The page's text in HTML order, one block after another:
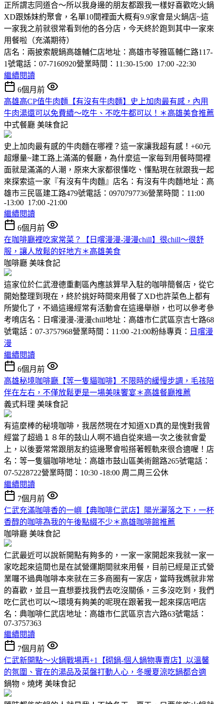
正所謂志同道合～所以我身邊的朋友都跟我一樣好喜歡吃火鍋
XD跟姊妹約聚會，名單10間裡面大概有9.9家會是火鍋店~這
一家我之前就很常看到他的各分店，今天終於跑到其中一家來
用餐啦（充滿期待）
店名：兩披索靚鍋高雄輔仁店地址：高雄市苓雅區輔仁路117-
1號電話：07-7160920營業時間：11:30-15:00 17:00 -22:30
繼續閱讀
6個月前
高雄高CP值牛肉麵【有沒有牛肉麵】史上加肉最有感，內用
牛肉湯還可以免費續～吃牛、不吃牛都可以！＊高雄美食推薦
中式餐廳 美味食記
史上加肉最有感的牛肉麵在哪裡？這一家讓我超有感！+60元
超爆量~建工路上滿滿的餐廳，為什麼這一家每到用餐時間裡
面就是滿滿的人潮，原來大家都很懂吃、懂點現在就跟我一起
來探索這一家『有沒有牛肉麵』店名：有沒有牛肉麵地址：高
雄市三民區建工路479號電話：0970797736營業時間：11:00
-13:00 17:00 -21:00
繼續閱讀
6個月前
在咖啡廳裡吃家常菜？【日嚐漫漫-漫漫chill】很chill～很舒
服，讓人放鬆的好地方＊高雄美食
咖啡廳 美味食記
這家位於仁武澄德重劃區內應該算早入駐的咖啡簡餐店，從它
開始整理到現在，終於挑好時間來用餐了XD也許菜色上都有
所變化了，不過這邊經常有活動會在這邊舉辦，也可以參考參
考唷店名：日嚐漫漫-漫漫chill地址：高雄市仁武區京吉七路68
號電話：07-3757968營業時間：11:00 -21:00粉絲專頁： 日嚐漫
漫
繼續閱讀
6個月前
高雄秘境咖啡廳【等一隻貓咖啡】不限時的緩慢步調，毛孩陪
伴在左右，不僅放鬆更是一場美味饗宴＊高雄餐廳推薦
義式料理 美味食記
有這麼棒的秘境咖啡，我居然現在才知道XD真的是愧對我曾
經當了超過１８年的鼓山人啊不過自從來過一次之後就會愛
上，以後要常常跟朋友約這邊聚會啦搭著輕軌來很合適喔！店
名：等一隻貓咖啡地址：高雄市鼓山區美術館路265號電話：
07-5228722營業時間：10:30 -18:00 周二周三公休
繼續閱讀
7個月前
仁武充滿咖啡香的一嶼【典咖啡仁武店】陽光灑落之下，一杯
香醇的咖啡為我的午後點綴不少＊高雄咖啡館推薦
咖啡廳 美味食記
仁武最近可以說新開點有夠多的，一家一家開起來我就一家一
家吃起來這間也是在試營運期間就來用餐，目前已經是正式營
業囉不過典咖啡本來就在三多商圈有一家店，當時我媽就非常
的喜歡，並且一直想要找我們去吃沒關係，三多沒吃到，我們
吃仁武也可以～環境有夠美的呢現在跟著我一起來探店吧店
名：典咖啡仁武店地址：高雄市仁武區京吉六路63號電話：
07-3757363
繼續閱讀
7個月前
仁武新開點～火鍋戰場再+1【砌鍋-個人鍋物專賣店】以溫馨
的氛圍、實在的湯品及菜盤打動人心，冬暖夏涼吃鍋都合適
鍋物。燒烤 美味食記